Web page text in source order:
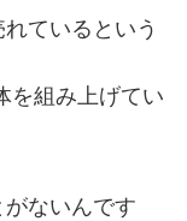
ているという
を組み上げてい
ないんです